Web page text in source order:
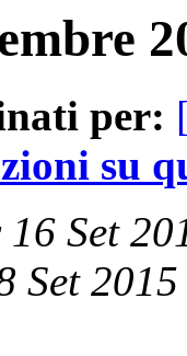
per:
su
Set
Set